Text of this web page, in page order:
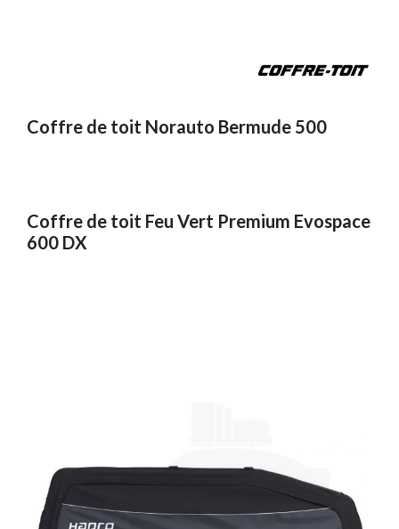
Coffre de toit Norauto Bermude 500
Coffre de toit Feu Vert Premium Evospace
600 DX